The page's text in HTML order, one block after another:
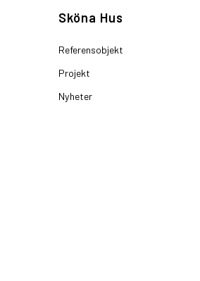
Sköna Hus
Referensobjekt
Projekt
Nyheter